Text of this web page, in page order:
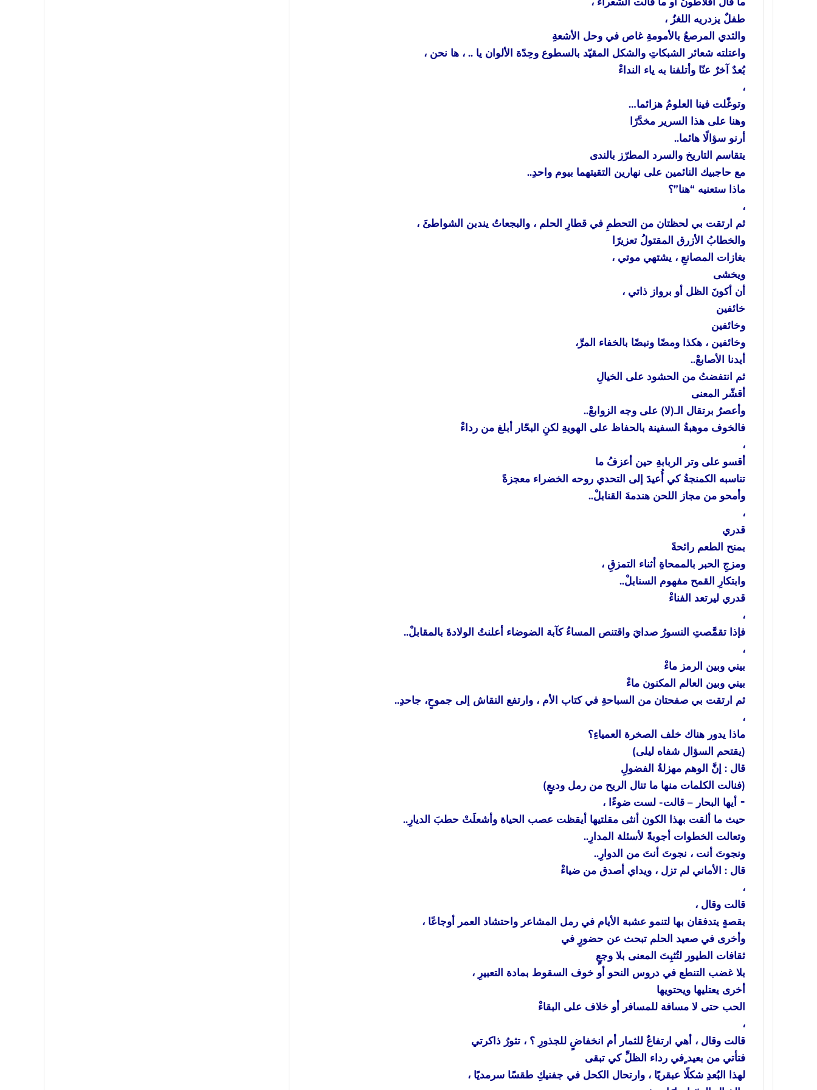
طفلٌ يزدريه اللغزُ ،
والثدي المرصعُ بالأمومةِ غاص في وحل الأشعةِ
واعتلته شعائر الشبكاتِ والشكل المقيّد بالسطوع وحِدّة الألوان يا .. ، ها نحن ،
بُعدٌ آخرٌ عنّا وأتلفنا به ياء النداءْ
،
وتوغّلت فينا العلومُ هزائما…
وهنا على هذا السرير مخدَّرًا
أرنو سؤالًا هائما..
يتقاسم التاريخ والسرد المطرّز بالندى
مع حاجبيك النائمين على نهارين التقيتهما بيوم واحدِ..
ماذا ستعنيه “هنا”؟
،
ثم ارتقت بي لحظتان من التحطمِ في قطارِ الحلم ، والبجعاتُ يندبن الشواطئَ ،
والخطابُ الأزرق المقتولُ تعزيرًا
بغازات المصانعِ ، يشتهي موتي ،
ويخشى
أن أكونَ الظل أو برواز ذاتي ،
خائفين
وخائفين
وخائفين ، هكذا ومضًا ونبضًا بالخفاء المرِّ،
أيدنا الأصابعْ..
ثم انتفضتُ من الحشود على الخيالِ
أقشّر المعنى
وأعصرُ برتقال الـ(لا) على وجه الزوابعْ..
فالخوف موهبةُ السفينة بالحفاظ على الهويةِ لكنِ البحّار أبلغ من رداءْ
،
أقسو على وتر الربابةِ حين أعزفُ ما
تناسبه الكمنجةُ كي أُعيدَ إلى التحدي روحه الخضراء معجزةً
وأمحو من مجاز اللحن هندمةَ القنابلْ..
،
قدري
بمنح الطعم رائحةً
ومزجِ الحبر بالممحاةِ أثناء التمزقِ ،
وابتكارِ القمح مفهوم السنابلْ..
قدري ليرتعد الفناءْ
،
فإذا تقمَّصتِ النسورُ صدايَ واقتنص المساءُ كآبة الضوضاء أعلنتُ الولادةَ بالمقابلْ..
،
بيني وبين الرمز ماءْ
بيني وبين العالم المكنون ماءْ
ثم ارتقت بي صفحتان من السباحةِ في كتاب الأم ، وارتفع النقاش إلى جموحٍ، جاحدِ..
،
ماذا يدور هناك خلف الصخرة العمياءِ؟
(يقتحم السؤال شفاه ليلى)
قال : إنَّ الوهم مهزلةُ الفضولِ
(فنالت الكلمات منها ما تنال الريح من رمل وديعٍ)
⁃ أيها البحار – قالت- لست ضوءًا ،
حيث ما ألقت بهذا الكون أنثى مقلتيها أيقظت عصب الحياة وأشعلَتْ حطبَ الديارِ..
وتعالت الخطوات أجوبةً لأسئلة المدارِ..
ونجوتَ أنت ، نجوتَ أنتَ من الدوارِ..
قال : الأماني لم تزل ، ويداي أصدق من ضياءْ
،
قالت وقال ،
بقصةٍ يتدفقان بها لتنمو عشبة الأيام في رمل المشاعر واحتشاد العمر أوجاعًا ،
وأخرى في صعيد الحلم تبحث عن حضورٍ في
ثقافات الطيور لتُثبِتَ المعنى بلا وجعٍ
بلا غضب التنطع في دروس النحو أو خوف السقوط بمادة التعبيرِ ،
أخرى يعتليها ويحتويها
الحب حتى لا مسافة للمسافر أو خلاف على البقاءْ
،
قالت وقال ، أهي ارتفاعٌ للثمار أم انخفاضٍ للجذورِ ؟ ، تثورُ ذاكرتي
فتأتي من بعيد ٍفي رداء الظلِّ كي تبقى
لهذا البُعدِ شكلًا عبقريًا ، وارتحال الكحل في جفنيكِ طقسًا سرمديًا ،